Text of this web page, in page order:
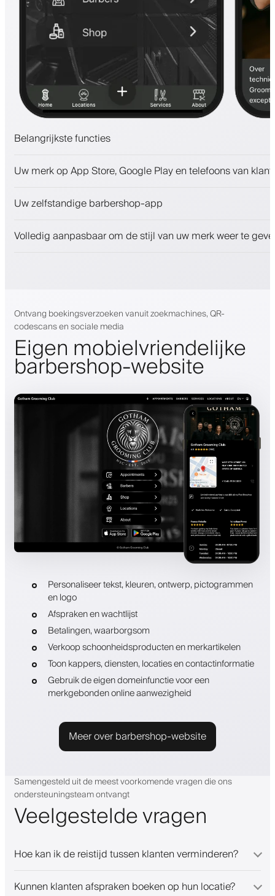
Belangrijkste functies
Betalingen, waarborgsom
Betrek klanten met een loyaliteitsprogramma
Uw merk op App Store, Google Play en telefoons van
Uw zelfstandige barbershop-app
Volledig aanpasbaar om de stijl van uw merk weer te
Ontvang boekingsverzoeken vanuit zoekmachines, QR-
codescans en sociale media
Eigen mobielvriendelijke
barbershop-website
Personaliseer tekst, kleuren, ontwerp, pictogrammen
en logo
Afspraken en wachtlijst
Betalingen, waarborgsom
Verkoop schoonheidsproducten en merkartikelen
Toon kappers, diensten, locaties en contactinformatie
Gebruik de eigen domeinfunctie voor een
merkgebonden online aanwezigheid
Meer over barbershop-website
Samengesteld uit de meest voorkomende vragen die ons
ondersteuningsteam ontvangt
Veelgestelde vragen
Hoe kan ik de reistijd tussen klanten verminderen?
Kunnen klanten afspraken boeken op hun locatie?